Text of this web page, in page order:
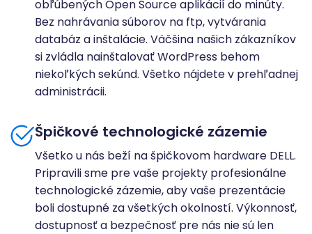
obľúbených Open Source aplikácií do minúty.
Bez nahrávania súborov na ftp, vytvárania
databáz a inštalácie. Väčšina našich zákazníkov
si zvládla nainštalovať WordPress behom
niekoľkých sekúnd. Všetko nájdete v prehľadnej
administrácii.
Špičkové technologické zázemie
Všetko u nás beží na špičkovom hardware DELL.
Pripravili sme pre vaše projekty profesionálne
technologické zázemie, aby vaše prezentácie
boli dostupné za všetkých okolností. Výkonnosť,
dostupnosť a bezpečnosť pre nás nie sú len